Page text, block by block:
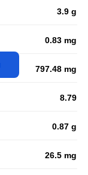
3.9 g
0.83 mg
797.48 mg
8.79
0.87 g
26.5 mg